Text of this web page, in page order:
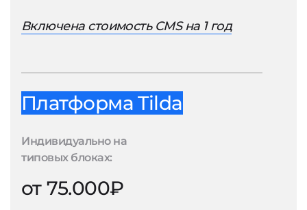
Включена стоимость CMS на 1 год
Платформа Tilda
Индивидуально на
типовых блоках:
от 75.000₽